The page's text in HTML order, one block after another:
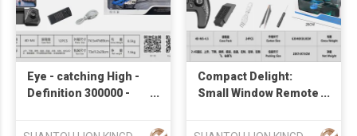
Eye - catching High -
Definition 300000 -
Compact Delight:
Small Window Remote